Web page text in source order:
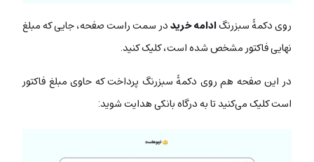
روی دکمۀ سبزرنگادامه خریددر سمت راست صفحه، جایی که مبلغ
نهایی فاکتور مشخص شده است، کلیک کنید.
در این صفحه هم روی دکمۀ سبزرنگ پرداخت که حاوی مبلغ فاکتور
است کلیک می‌کنید تا به درگاه بانکی هدایت شوید: